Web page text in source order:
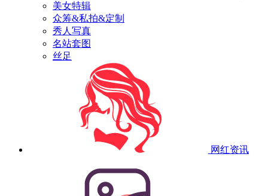
美女特辑
众筹&私拍&定制
秀人写真
名站套图
丝足
网红资讯